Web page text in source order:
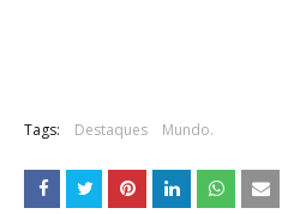
Tags: Destaques Mundo.